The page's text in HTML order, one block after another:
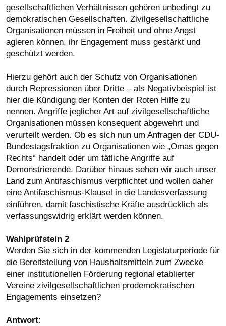
gesellschaftlichen Verhältnissen gehören unbedingt zu
demokratischen Gesellschaften. Zivilgesellschaftliche
Organisationen müssen in Freiheit und ohne Angst
agieren können, ihr Engagement muss gestärkt und
geschützt werden.
Hierzu gehört auch der Schutz von Organisationen
durch Repressionen über Dritte – als Negativbeispiel ist
hier die Kündigung der Konten der Roten Hilfe zu
nennen. Angriffe jeglicher Art auf zivilgesellschaftliche
Organisationen müssen konsequent abgewehrt und
verurteilt werden. Ob es sich nun um Anfragen der CDU-
Bundestagsfraktion zu Organisationen wie „Omas gegen
Rechts“ handelt oder um tätliche Angriffe auf
Demonstrierende. Darüber hinaus sehen wir auch unser
Land zum Antifaschismus verpflichtet und wollen daher
eine Antifaschismus-Klausel in die Landesverfassung
einführen, damit faschistische Kräfte ausdrücklich als
verfassungswidrig erklärt werden können.
Wahlprüfstein 2
Werden Sie sich in der kommenden Legislaturperiode für
die Bereitstellung von Haushaltsmitteln zum Zwecke
einer institutionellen Förderung regional etablierter
Vereine zivilgesellschaftlichen prodemokratischen
Engagements einsetzen?
Antwort: